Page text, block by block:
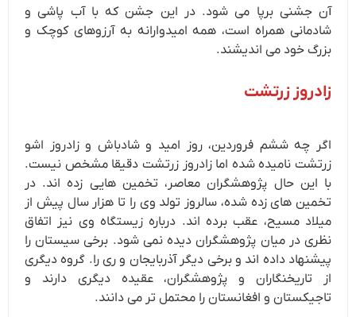
آن جشنی برپا می شود. در این جشن که با آب پاشی و
شادمانی همراه است، همه امیدوارانه به آرزوهای کوچک و
بزرگ خود می اندیشند.
زادروز زرتشت
اگر چه ششم فروردین، روز امید و شادباش و زادروز اشو
زرتشت نامیده شده اما زادروز زرتشت دقیقا مشخص نیست.
با این حال پژوهشگران معاصر، تخمین هایی زده اند. در
تخمین های زده شده، سالروز تولد وی را تا هزار سال پیش از
میلاد مسیح، عقب برده اند. درباره زیستگاه وی نیز اتفاق
نظری در میان پژوهشگران دیده نمی شود. برخی سیستان را
پیشنهاد داده اند و برخی دیگر آذربایجان و ری را. گروه دیگری
از تاریخنگاران و پژوهشگران، عقیده دیگری دارند و
تاجیکستان و افغانستان را محتمل تر می دانند.